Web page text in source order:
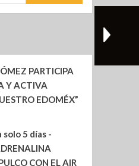
PARTICIPA
Y ACTIVA
EDOMÉX”
5 días -
CON EL AIR